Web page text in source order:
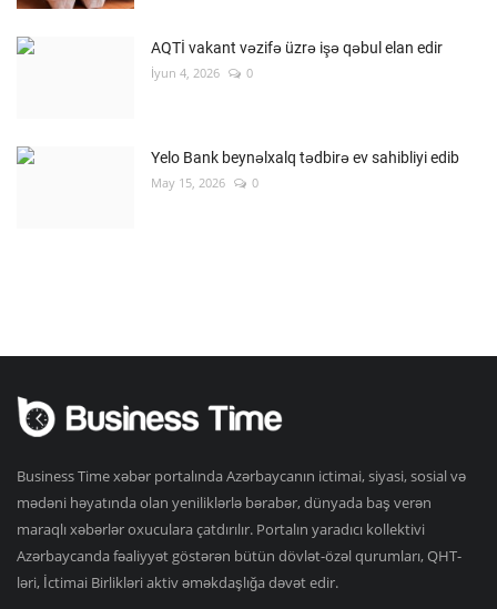
AQTİ vakant vəzifə üzrə işə qəbul elan edir
İyun 4, 2026 0
Yelo Bank beynəlxalq tədbirə ev sahibliyi edib
May 15, 2026 0
Business Time xəbər portalında Azərbaycanın ictimai, siyasi, sosial və
mədəni həyatında olan yeniliklərlə bərabər, dünyada baş verən
maraqlı xəbərlər oxuculara çatdırılır. Portalın yaradıcı kollektivi
Azərbaycanda fəaliyyət göstərən bütün dövlət-özəl qurumları, QHT-
ləri, İctimai Birlikləri aktiv əməkdaşlığa dəvət edir.